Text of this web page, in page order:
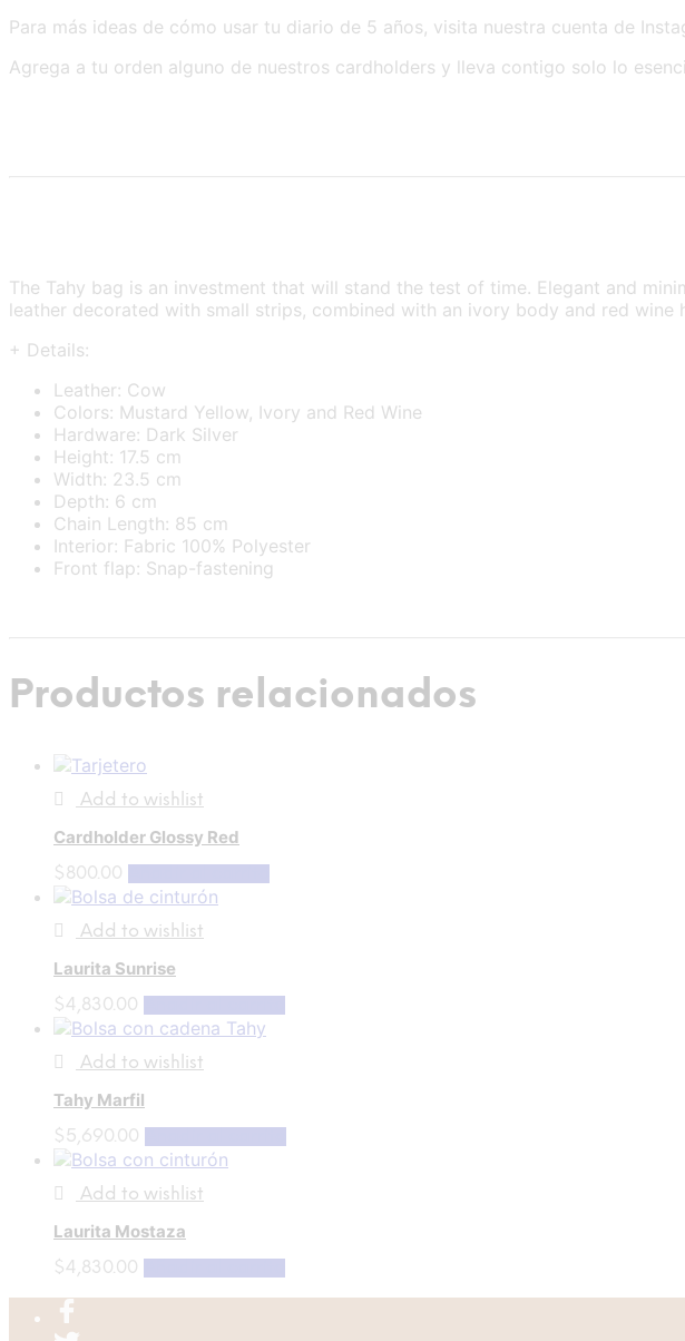
Para más ideas de cómo usar tu diario de 5 años, visita nuestra cuenta de
Agrega a tu orden alguno de nuestros cardholders y lleva contigo solo lo
The Tahy bag is an investment that will stand the test of time. Elegant and
leather decorated with small strips, combined with an ivory body and red wine
+ Details:
Leather: Cow
Colors: Mustard Yellow, Ivory and Red Wine
Hardware: Dark Silver
Height: 17.5 cm
Width: 23.5 cm
Depth: 6 cm
Chain Length: 85 cm
Interior: Fabric 100% Polyester
Front flap: Snap-fastening
Productos relacionados
Add to wishlist
Cardholder Glossy Red
$800.00
Add to wishlist
Laurita Sunrise
$4,830.00
Add to wishlist
Tahy Marfil
$5,690.00
Add to wishlist
Laurita Mostaza
$4,830.00